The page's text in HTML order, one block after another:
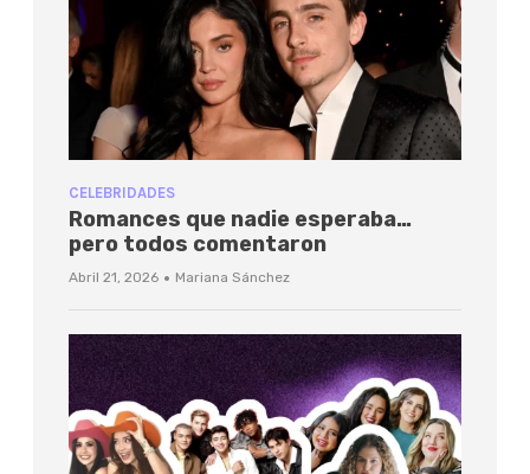
CELEBRIDADES
Romances que nadie esperaba…
pero todos comentaron
Abril 21, 2026 · Mariana Sánchez